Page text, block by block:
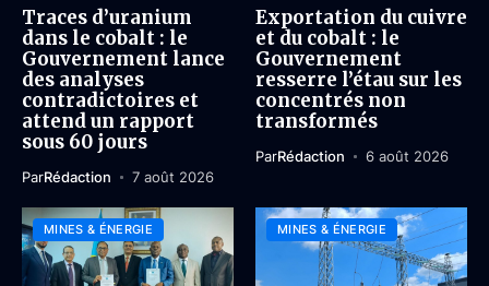
Traces d’uranium
dans le cobalt : le
Gouvernement lance
des analyses
contradictoires et
attend un rapport
sous 60 jours
ParRédaction 7 août 2026
Exportation du cuivre
et du cobalt : le
Gouvernement
resserre l’étau sur les
concentrés non
transformés
ParRédaction 6 août 2026
MINES & ÉNERGIE MINES & ÉNERGIE